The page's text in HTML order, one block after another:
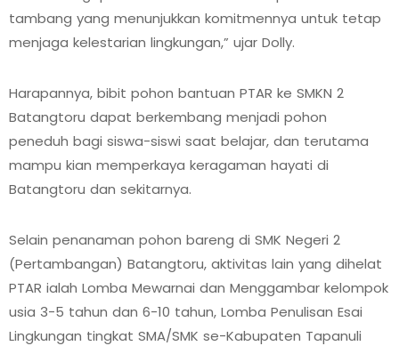
tambang yang menunjukkan komitmennya untuk tetap
menjaga kelestarian lingkungan,” ujar Dolly.
Harapannya, bibit pohon bantuan PTAR ke SMKN 2
Batangtoru dapat berkembang menjadi pohon
peneduh bagi siswa-siswi saat belajar, dan terutama
mampu kian memperkaya keragaman hayati di
Batangtoru dan sekitarnya.
Selain penanaman pohon bareng di SMK Negeri 2
(Pertambangan) Batangtoru, aktivitas lain yang dihelat
PTAR ialah Lomba Mewarnai dan Menggambar kelompok
usia 3-5 tahun dan 6-10 tahun, Lomba Penulisan Esai
Lingkungan tingkat SMA/SMK se-Kabupaten Tapanuli